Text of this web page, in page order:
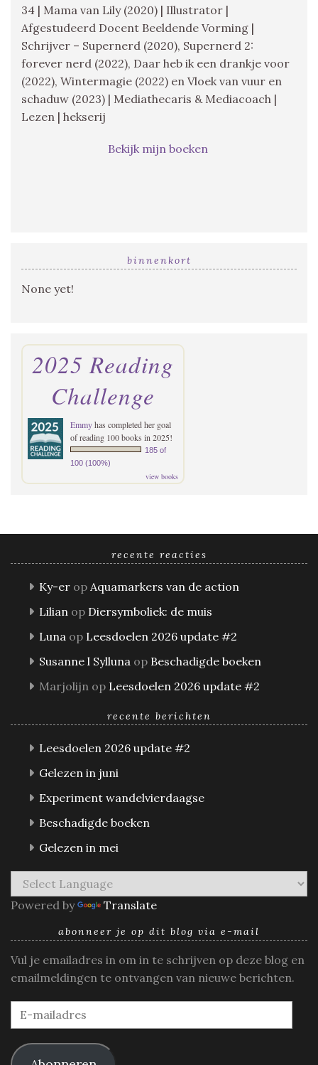
34 | Mama van Lily (2020) | Illustrator |
Afgestudeerd Docent Beeldende Vorming |
Schrijver – Supernerd (2020), Supernerd 2:
forever nerd (2022), Daar heb ik een drankje voor
(2022), Wintermagie (2022) en Vloek van vuur en
schaduw (2023) | Mediathecaris & Mediacoach |
Lezen | hekserij
Bekijk mijn boeken
binnenkort
None yet!
2025 Reading
Challenge
Emmyhas completed her goal
of reading 100 books in 2025!
185 of
100 (100%)
view books
recente reacties
Ky-er op Aquamarkers van de action
Lilian op Diersymboliek: de muis
Luna op Leesdoelen 2026 update #2
Susanne l Sylluna op Beschadigde boeken
Marjolijn op Leesdoelen 2026 update #2
recente berichten
Leesdoelen 2026 update #2
Gelezen in juni
Experiment wandelvierdaagse
Beschadigde boeken
Gelezen in mei
Powered by Translate
abonneer je op dit blog via e-mail
Vul je emailadres in om in te schrijven op deze blog en
emailmeldingen te ontvangen van nieuwe berichten.
E-
mailadres